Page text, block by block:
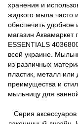
хранения и
жидкого мыла часто
обеспечить удобное
магазин Аквамаркет
ESSENTIALS
всей украине.
из различных
пластик, металл
преимущества и
мыльницу для
Серия